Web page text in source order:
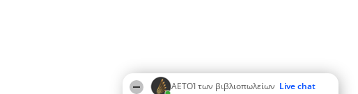
ΑΕΤΟΊ των βιβλιοπωλείων Live chat